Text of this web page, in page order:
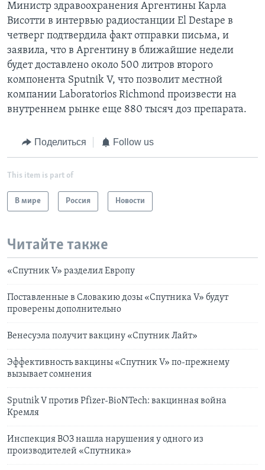
Министр здравоохранения Аргентины Карла
Висотти в интервью радиостанции El Destape в
четверг подтвердила факт отправки письма, и
заявила, что в Аргентину в ближайшие недели
будет доставлено около 500 литров второго
компонента Sputnik V, что позволит местной
компании Laboratorios Richmond произвести на
внутреннем рынке еще 880 тысяч доз препарата.
Поделиться Follow us
This item is part of
В мире Россия Новости
Читайте также
«Спутник V» разделил Европу
Поставленные в Словакию дозы «Спутника V» будут
проверены дополнительно
Венесуэла получит вакцину «Спутник Лайт»
Эффективность вакцины «Спутник V» по-прежнему
вызывает сомнения
Sputnik V против Pfizer-BioNTech: вакцинная война
Кремля
Инспекция ВОЗ нашла нарушения у одного из
производителей «Спутника»